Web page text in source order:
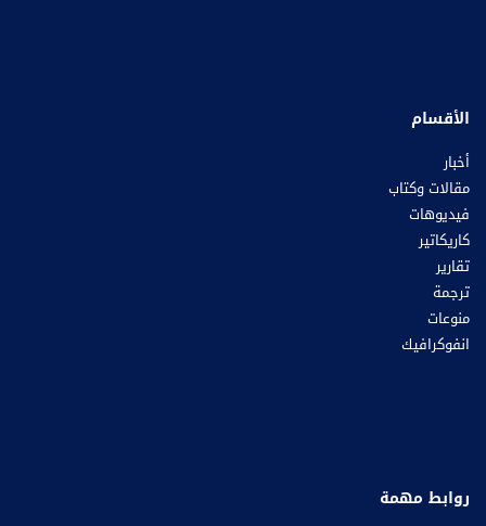
الأقسام
أخبار
مقالات وكتاب
فيديوهات
كاريكاتير
تقارير
ترجمة
منوعات
انفوكرافيك
روابط مهمة